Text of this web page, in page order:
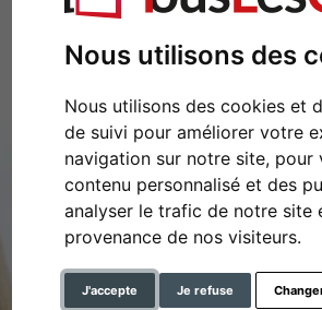
Nous utilisons des
Nous utilisons des cookies et
de suivi pour améliorer votre
navigation sur notre site, pour
contenu personnalisé et des
analyser le trafic de notre site
provenance de nos visiteurs.
J'accepte Je refuse